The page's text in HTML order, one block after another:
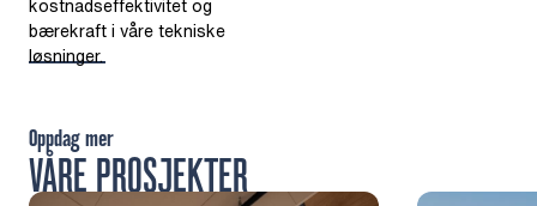
bærekraft i våre tekniske
løsninger.
VÅRE PROSJEKTER
Oppdag mer